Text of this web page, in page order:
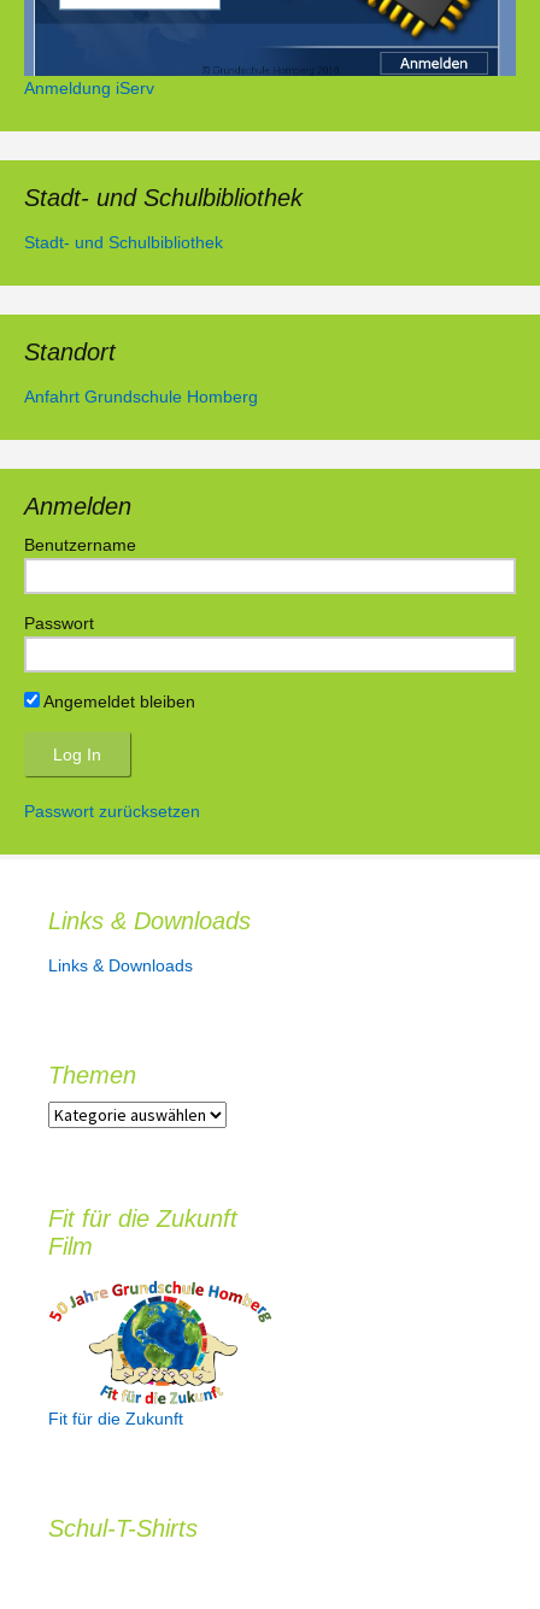
Anmeldung iServ
Stadt- und Schulbibliothek
Stadt- und Schulbibliothek
Standort
Anfahrt Grundschule Homberg
Anmelden
Benutzername
Passwort
Angemeldet bleiben
Passwort zurücksetzen
Links & Downloads
Links & Downloads
Themen
T
e
n
Fit für die Zukunft
Film
Fit für die Zukunft
Schul-T-Shirts